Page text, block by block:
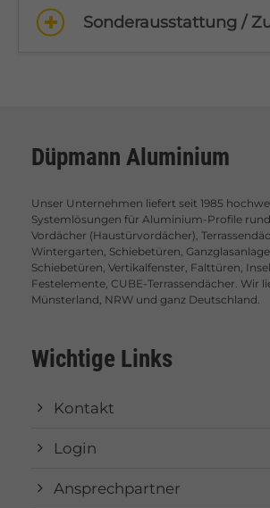
Sonderausstattung /
Düpmann Aluminium
Unser Unternehmen liefert seit 1985
Systemlösungen für Aluminium-Profile
Vordächer (Haustürvordächer),
Wintergarten, Schiebetüren,
Schiebetüren, Vertikalfenster, Falttüren,
Festelemente, CUBE-Terrassendächer. Wir
Münsterland, NRW und ganz Deutschland.
Wichtige Links
Kontakt
Login
Ansprechpartner